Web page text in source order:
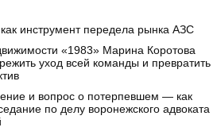
инструмент передела рынка АЗС
«1983» Марина Коротова
уход всей команды и превратить
и вопрос о потерпевшем — как
по делу воронежского адвоката